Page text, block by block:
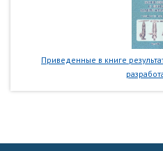
Приведенные в книге